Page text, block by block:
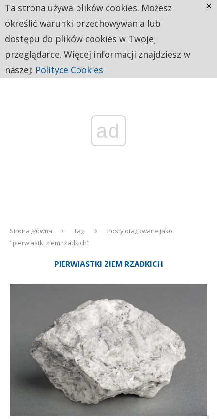
ad
Strona główna Tagi
Posty otagowane jako
"pierwiastki ziem rzadkich"
PIERWIASTKI ZIEM RZADKICH
Ta strona używa plików cookies. Możesz
określić warunki przechowywania lub
dostępu do plików cookies w Twojej
przeglądarce. Więcej informacji znajdziesz w
naszej: Polityce Cookies
×